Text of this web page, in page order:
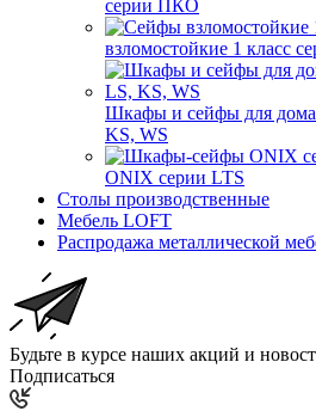
серии ПКО
взломостойкие 1 класс
Шкафы и сейфы для
KS, WS
ONIX серии LTS
Столы производственные
Мебель LOFT
Распродажа металлической
Будьте в курсе наших акций и
Подписаться